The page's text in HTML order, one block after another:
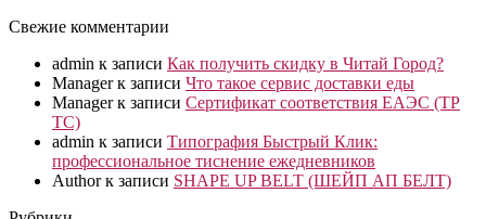
Свежие комментарии
admin к записи Как получить скидку в Читай Город?
Managerк записи Что такое сервис доставки еды
Managerк записи Сертификат соответствия ЕАЭС (ТР
ТС)
admin к записи Типография Быстрый Клик:
профессиональное тиснение ежедневников
Authorк записи SHAPE UP BELT (ШЕЙП АП БЕЛТ)